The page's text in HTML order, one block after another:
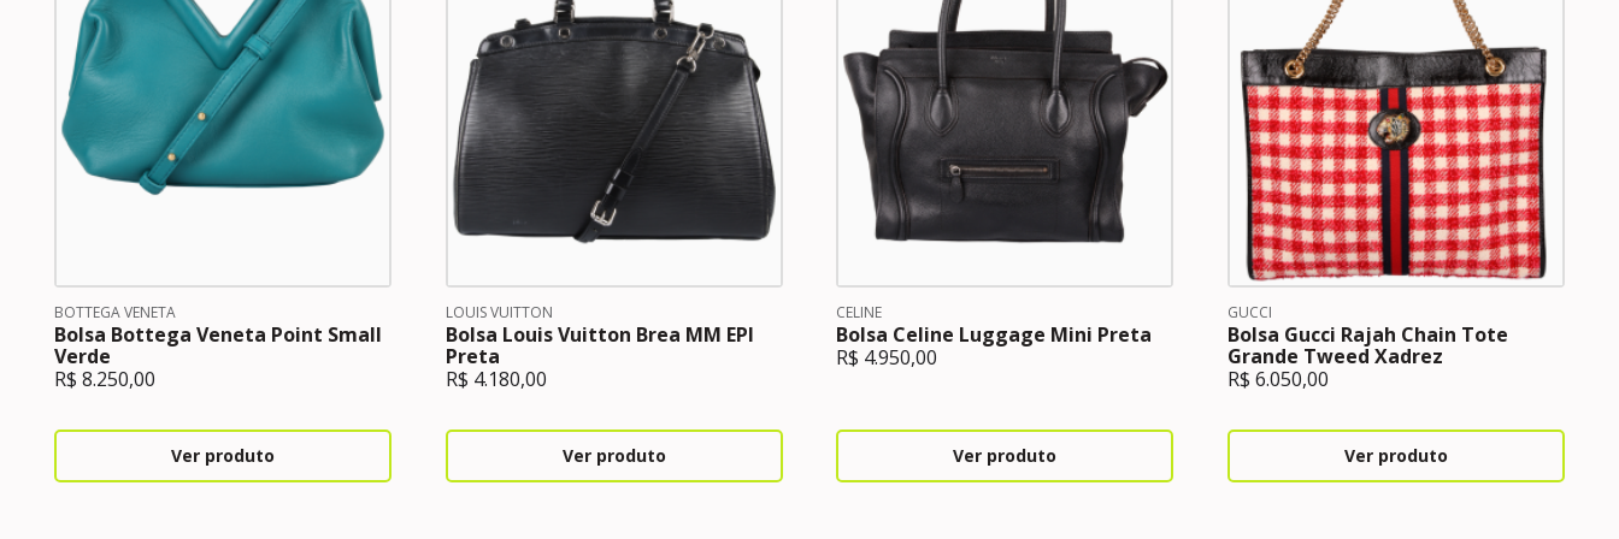
BOTTEGA VENETA
Bolsa Bottega Veneta Point Small
Verde
R$ 8.250,00
Ver produto
LOUIS VUITTON
Bolsa Louis Vuitton Brea MM EPI
Preta
R$ 4.180,00
Ver produto
CELINE
Bolsa Celine Luggage Mini Preta
R$ 4.950,00
Ver produto
GUCCI
Bolsa Gucci Rajah Chain Tote
Grande Tweed Xadrez
R$ 6.050,00
Ver produto